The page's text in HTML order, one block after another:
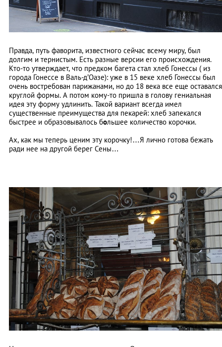
Правда, путь фаворита, известного сейчас всему миру, был
долгим и тернистым. Есть разные версии его происхождения.
Кто-то утверждает, что предком багета стал хлеб Гонессы ( из
города Гонессе в Валь-д’Оазе): уже в 15 веке хлеб Гонессы был
очень востребован парижанами, но до 18 века все еще оставался
круглой формы. А потом кому-то пришла в голову гениальная
идея эту форму удлинить. Такой вариант всегда имел
существенные преимущества для пекарей: хлеб запекался
быстрее и образовывалось большее количество корочки.
Ах, как мы теперь ценим эту корочку!…Я лично готова бежать
ради нее на другой берег Сены…